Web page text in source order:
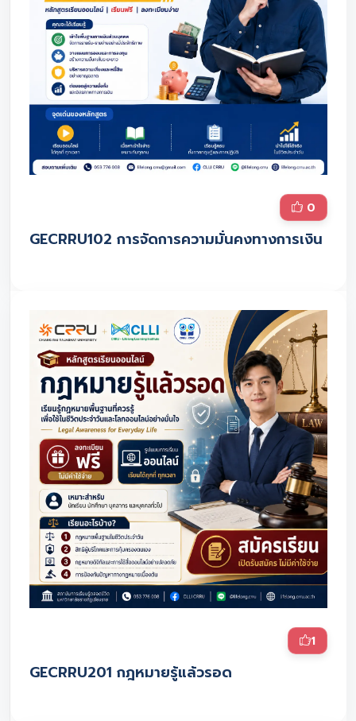
0
GECRRU102 การจัดการความมั่นคงทางการเงิน
1
GECRRU201 กฎหมายรู้แล้วรอด